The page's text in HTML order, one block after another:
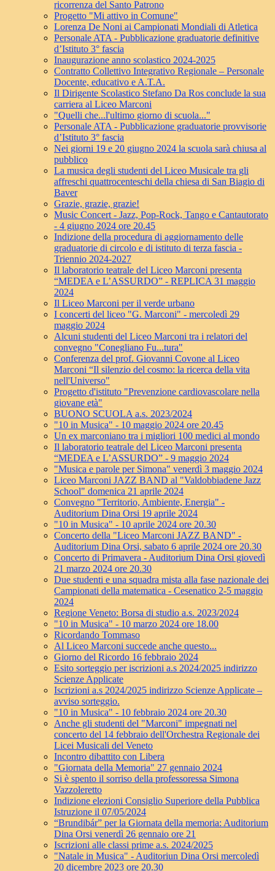
ricorrenza del Santo Patrono
Progetto "Mi attivo in Comune"
Lorenza De Noni ai Campionati Mondiali di Atletica
Personale ATA - Pubblicazione graduatorie definitive
d’Istituto 3° fascia
Inaugurazione anno scolastico 2024-2025
Contratto Collettivo Integrativo Regionale – Personale
Docente, educativo e A.T.A.
Il Dirigente Scolastico Stefano Da Ros conclude la sua
carriera al Liceo Marconi
"Quelli che...l'ultimo giorno di scuola..."
Personale ATA - Pubblicazione graduatorie provvisorie
d’Istituto 3° fascia
Nei giorni 19 e 20 giugno 2024 la scuola sarà chiusa al
pubblico
La musica degli studenti del Liceo Musicale tra gli
affreschi quattrocenteschi della chiesa di San Biagio di
Baver
Grazie, grazie, grazie!
Music Concert - Jazz, Pop-Rock, Tango e Cantautorato
- 4 giugno 2024 ore 20.45
Indizione della procedura di aggiornamento delle
graduatorie di circolo e di istituto di terza fascia -
Triennio 2024-2027
Il laboratorio teatrale del Liceo Marconi presenta
“MEDEA e L’ASSURDO” - REPLICA 31 maggio
2024
Il Liceo Marconi per il verde urbano
I concerti del liceo "G. Marconi" - mercoledì 29
maggio 2024
Alcuni studenti del Liceo Marconi tra i relatori del
convegno "Conegliano Fu...tura"
Conferenza del prof. Giovanni Covone al Liceo
Marconi “Il silenzio del cosmo: la ricerca della vita
nell'Universo"
Progetto d'istituto "Prevenzione cardiovascolare nella
giovane età"
BUONO SCUOLA a.s. 2023/2024
"10 in Musica" - 10 maggio 2024 ore 20.45
Un ex marconiano tra i migliori 100 medici al mondo
Il laboratorio teatrale del Liceo Marconi presenta
“MEDEA e L’ASSURDO” - 9 maggio 2024
"Musica e parole per Simona" venerdì 3 maggio 2024
Liceo Marconi JAZZ BAND al "Valdobbiadene Jazz
School" domenica 21 aprile 2024
Convegno "Territorio, Ambiente, Energia" -
Auditorium Dina Orsi 19 aprile 2024
"10 in Musica" - 10 aprile 2024 ore 20.30
Concerto della "Liceo Marconi JAZZ BAND" -
Auditorium Dina Orsi, sabato 6 aprile 2024 ore 20.30
Concerto di Primavera - Auditorium Dina Orsi giovedì
21 marzo 2024 ore 20.30
Due studenti e una squadra mista alla fase nazionale dei
Campionati della matematica - Cesenatico 2-5 maggio
2024
Regione Veneto: Borsa di studio a.s. 2023/2024
"10 in Musica" - 10 marzo 2024 ore 18.00
Ricordando Tommaso
Al Liceo Marconi succede anche questo...
Giorno del Ricordo 16 febbraio 2024
Esito sorteggio per iscrizioni a.s 2024/2025 indirizzo
Scienze Applicate
Iscrizioni a.s 2024/2025 indirizzo Scienze Applicate –
avviso sorteggio.
"10 in Musica" - 10 febbraio 2024 ore 20.30
Anche gli studenti del "Marconi" impegnati nel
concerto del 14 febbraio dell'Orchestra Regionale dei
Licei Musicali del Veneto
Incontro dibattito con Libera
"Giornata della Memoria" 27 gennaio 2024
Si è spento il sorriso della professoressa Simona
Vazzoleretto
Indizione elezioni Consiglio Superiore della Pubblica
Istruzione il 07/05/2024
“Brundibár” per la Giornata della memoria: Auditorium
Dina Orsi venerdì 26 gennaio ore 21
Iscrizioni alle classi prime a.s. 2024/2025
"Natale in Musica" - Auditoriun Dina Orsi mercoledì
20 dicembre 2023 ore 20.30